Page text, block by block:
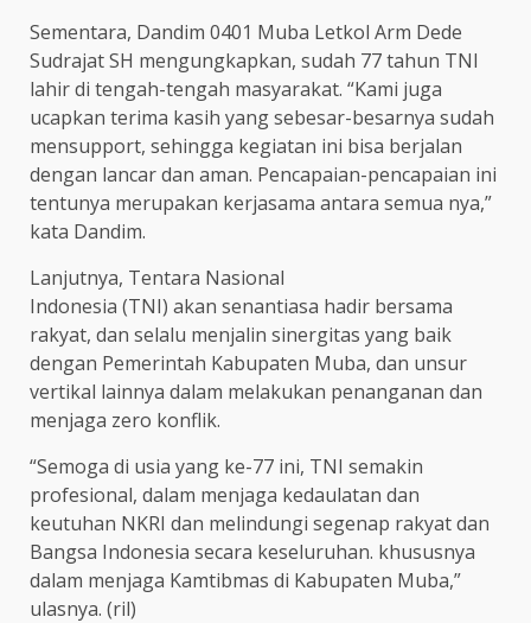
Sementara, Dandim 0401 Muba Letkol Arm Dede
Sudrajat SH mengungkapkan, sudah 77 tahun TNI
lahir di tengah-tengah masyarakat. “Kami juga
ucapkan terima kasih yang sebesar-besarnya sudah
mensupport, sehingga kegiatan ini bisa berjalan
dengan lancar dan aman. Pencapaian-pencapaian ini
tentunya merupakan kerjasama antara semua nya,”
kata Dandim.
Lanjutnya, Tentara Nasional
Indonesia (TNI) akan senantiasa hadir bersama
rakyat, dan selalu menjalin sinergitas yang baik
dengan Pemerintah Kabupaten Muba, dan unsur
vertikal lainnya dalam melakukan penanganan dan
menjaga zero konflik.
“Semoga di usia yang ke-77 ini, TNI semakin
profesional, dalam menjaga kedaulatan dan
keutuhan NKRI dan melindungi segenap rakyat dan
Bangsa Indonesia secara keseluruhan. khususnya
dalam menjaga Kamtibmas di Kabupaten Muba,”
ulasnya. (ril)